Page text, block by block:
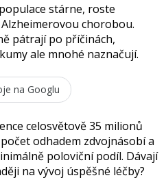
stárne, roste
chorobou.
pátrají po příčinách,
ale mnohé naznačují.
na Googlu
celosvětově 35 milionů
odhadem zdvojnásobí a
poloviční podíl. Dávají
na vývoj úspěšné léčby?